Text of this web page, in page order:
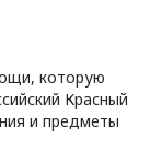
которую
Красный
и предметы